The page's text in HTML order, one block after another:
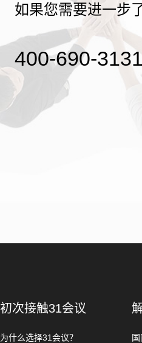
如果您需要进一步
400-690-3131
初次接触31会议
为什么选择31会议？